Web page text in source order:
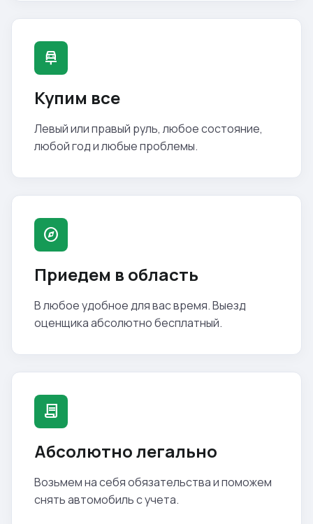
car_repair
Купим все
Левый или правый руль, любое состояние,
любой год и любые проблемы.
explore
Приедем в область
В любое удобное для вас время. Выезд
оценщика абсолютно бесплатный.
contract
Абсолютно легально
Возьмем на себя обязательства и поможем
снять автомобиль с учета.